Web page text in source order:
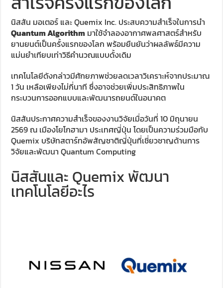
นิสสัน มอเตอร์ และ Quemix Inc. ประสบความสำเร็จในการนำ
Quantum Algorithm มาใช้จำลองอากาศพลศาสตร์สำหรับ
ยานยนต์เป็นครั้งแรกของโลก พร้อมยืนยันว่าผลลัพธ์มีความ
แม่นยำเทียบเท่าวิธีคำนวณแบบดั้งเดิม
เทคโนโลยีดังกล่าวมีศักยภาพช่วยลดเวลาวิเคราะห์จากประมาณ
1 วัน เหลือเพียงไม่กี่นาที ซึ่งอาจช่วยเพิ่มประสิทธิภาพใน
กระบวนการออกแบบและพัฒนารถยนต์ในอนาคต
นิสสันประกาศความสำเร็จของงานวิจัยเมื่อวันที่ 10 มิถุนายน
2569 ณ เมืองโยโกฮามา ประเทศญี่ปุ่น โดยเป็นความร่วมมือกับ
Quemix บริษัทสตาร์ทอัพสัญชาติญี่ปุ่นที่เชี่ยวชาญด้านการ
วิจัยและพัฒนา Quantum Computing
นิสสันและ Quemix พัฒนา
เทคโนโลยีอะไร